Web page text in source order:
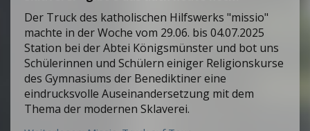
Der Truck des katholischen Hilfswerks "missio"
machte in der Woche vom 29.06. bis 04.07.2025
Station bei der Abtei Königsmünster und bot uns
Schülerinnen und Schülern einiger Religionskurse
des Gymnasiums der Benediktiner eine
eindrucksvolle Auseinandersetzung mit dem
Thema der modernen Sklaverei.